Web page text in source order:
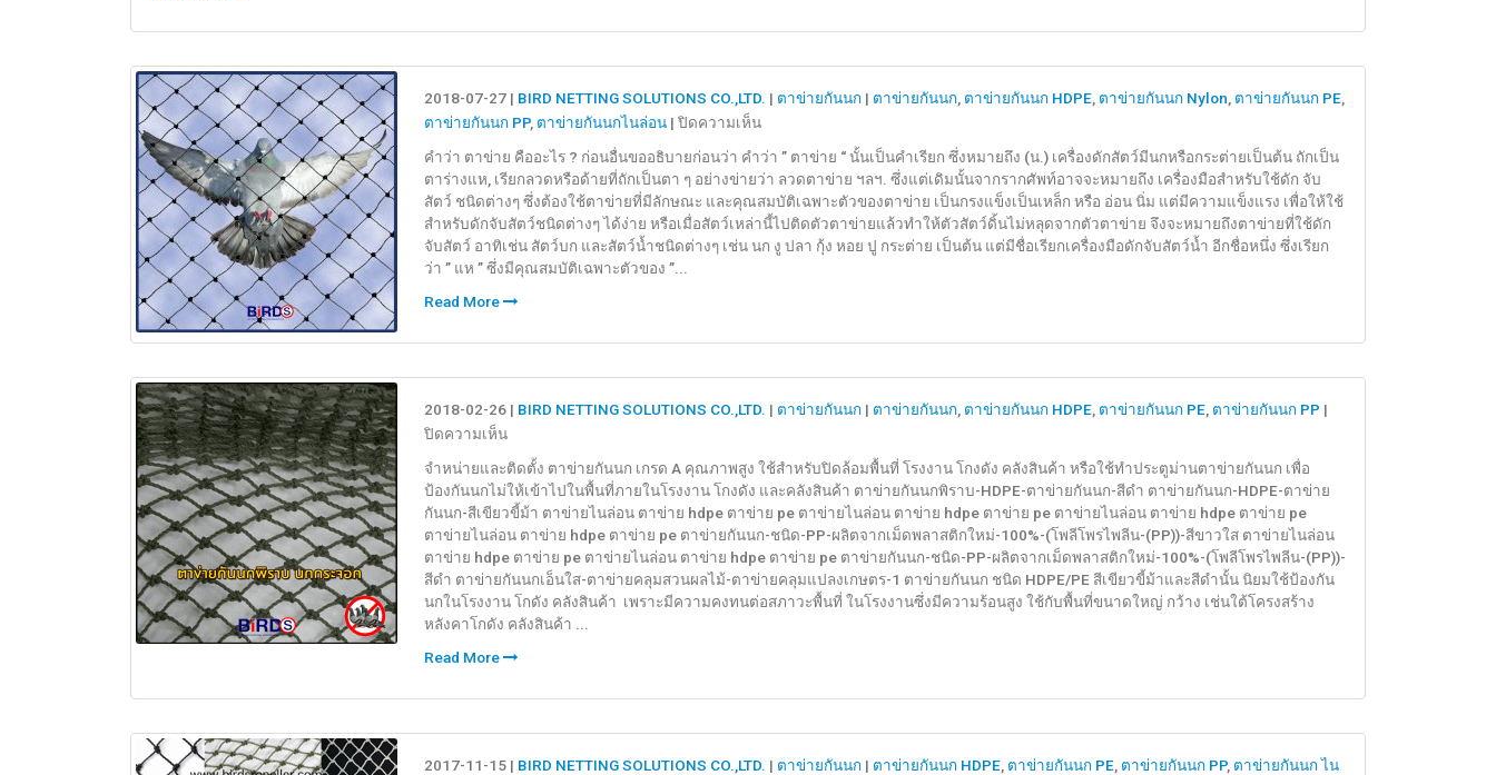
ต่างๆ
2018-07-27 | BIRD NETTING SOLUTIONS CO.,LTD. | ตาข่ายกันนก | ตาข่ายกันนก ตาข่ายกันนก HDPE ตาข่ายกันนก Nylon ตาข่ายกันนก PE
ตาข่ายกันนก PP, ตาข่ายกันนกไนล่อน | ปิดความเห็นบน
กัน
นก
HDPE
/
/
อะไร
คำว่า ตาข่าย คืออะไร ? ก่อนอื่นขออธิบายก่อนว่า คำว่า ” ตาข่าย “ นั้นเป็นคำเรียก ซึ่งหมายถึง (น.) เครื่องดักสัตว์มีนกหรือกระต่ายเป็นต้น ถักเป็น
ตาร่างแห, เรียกลวดหรือด้ายที่ถักเป็นตา ๆ อย่างข่ายว่า ลวดตาข่าย ฯลฯ. ซึ่งแต่เดิมนั้นจากรากศัพท์อาจจะหมายถึง เครื่องมือสำหรับใช้ดัก จับ
สัตว์ ชนิดต่างๆ ซึ่งต้องใช้ตาข่ายที่มีลักษณะ และคุณสมบัติเฉพาะตัวของตาข่าย เป็นกรงแข็งเป็นเหล็ก หรือ อ่อน นิ่ม แต่มีความแข็งแรง เพื่อให้ใช้
สำหรับดักจับสัตว์ชนิดต่างๆ ได้ง่าย หรือเมื่อสัตว์เหล่านี้ไปติดตัวตาข่ายแล้วทำให้ตัวสัตว์ดิ้นไม่หลุดจากตัวตาข่าย จึงจะหมายถึงตาข่ายที่ใช้ดัก
จับสัตว์ อาทิเช่น สัตว์บก และสัตว์น้ำชนิดต่างๆ เช่น นก งู ปลา กุ้ง หอย ปู กระต่าย เป็นต้น แต่มีชื่อเรียกเครื่องมือดักจับสัตว์น้ำ อีกชื่อหนึ่ง ซึ่งเรียก
ว่า ” แห ” ซึ่งมีคุณสมบัติเฉพาะตัวของ ”...
Read More
2018-02-26 | BIRD NETTING SOLUTIONS CO.,LTD. | ตาข่ายกันนก | ตาข่ายกันนก ตาข่ายกันนก HDPE ตาข่ายกันนก PE ตาข่ายกันนก PP |
ปิดความเห็นบน
ตาข่าย
กัน
นก
พิราบ
กัน
นก
กระจอก
เกรด
A
คุณภาพ
จำหน่ายและติดตั้ง ตาข่ายกันนก เกรด A คุณภาพสูง ใช้สำหรับปิดล้อมพื้นที่ โรงงาน โกงดัง คลังสินค้า หรือใช้ทำประตูม่านตาข่ายกันนก เพื่อ
ป้องกันนกไม่ให้เข้าไปในพื้นที่ภายในโรงงาน โกงดัง และคลังสินค้า ตาข่ายกันนกพิราบ-HDPE-ตาข่ายกันนก-สีดำ ตาข่ายกันนก-HDPE-ตาข่าย
กันนก-สีเขียวขี้ม้า ตาข่ายไนล่อน ตาข่าย hdpe ตาข่าย pe ตาข่ายไนล่อน ตาข่าย hdpe ตาข่าย pe ตาข่ายไนล่อน ตาข่าย hdpe ตาข่าย pe
ตาข่ายไนล่อน ตาข่าย hdpe ตาข่าย pe ตาข่ายกันนก-ชนิด-PP-ผลิตจากเม็ดพลาสติกใหม่-100%-(โพลีโพรไพลีน-(PP))-สีขาวใส ตาข่ายไนล่อน
ตาข่าย hdpe ตาข่าย pe ตาข่ายไนล่อน ตาข่าย hdpe ตาข่าย pe ตาข่ายกันนก-ชนิด-PP-ผลิตจากเม็ดพลาสติกใหม่-100%-(โพลีโพรไพลีน-(PP))-
สีดำ ตาข่ายกันนกเอ็นใส-ตาข่ายคลุมสวนผลไม้-ตาข่ายคลุมแปลงเกษตร-1 ตาข่ายกันนก ชนิด HDPE/PE สีเขียวขี้ม้าและสีดำนั้น นิยมใช้ป้องกัน
นกในโรงงาน โกดัง คลังสินค้า เพราะมีความคงทนต่อสภาวะพื้นที่ ในโรงงานซึ่งมีความร้อนสูง ใช้กับพื้นที่ขนาดใหญ่ กว้าง เช่นใต้โครงสร้าง
หลังคาโกดัง คลังสินค้า ...
Read More
2017-11-15 | BIRD NETTING SOLUTIONS CO.,LTD. | ตาข่ายกันนก | ตาข่ายกันนก HDPE ตาข่ายกันนก PE ตาข่ายกันนก PP, ตาข่ายกันนก ไน